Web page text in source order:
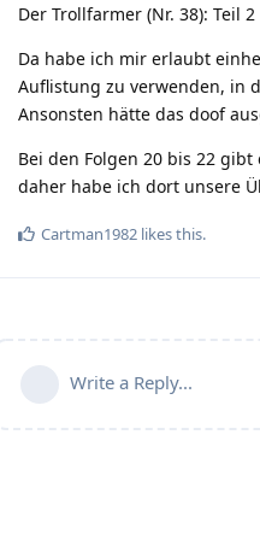
Der Trollfarmer (Nr. 38): Teil 2
Da habe ich mir erlaubt
Auflistung zu verwenden, in
Ansonsten hätte das doof
Bei den Folgen 20 bis 22
daher habe ich dort unsere
Cartman1982 likes this.
Write a Reply...